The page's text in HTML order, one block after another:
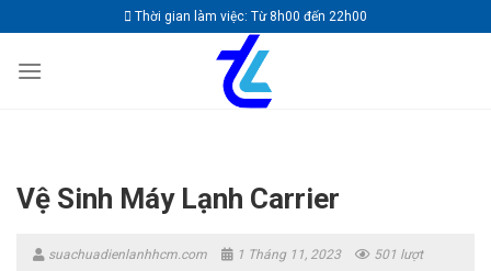
to
content
Thời gian làm việc: Từ 8h00 đến 22h00
Vệ Sinh Máy Lạnh Carrier
suachuadienlanhhcm.com 1 Tháng 11, 2023
501 lượt